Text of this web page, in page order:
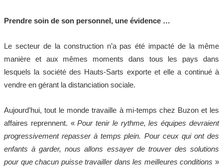
Prendre soin de son personnel, une évidence …
Le secteur de la construction n’a pas été impacté de la même
manière et aux mêmes moments dans tous les pays dans
lesquels la société des Hauts-Sarts exporte et elle a continué à
vendre en gérant la distanciation sociale.
Aujourd’hui, tout le monde travaille à mi-temps chez Buzon et les
affaires reprennent. «Pour tenir le rythme, les équipes devraient
progressivement repasser à temps plein. Pour ceux qui ont des
enfants à garder, nous allons essayer de trouver des solutions
pour que chacun puisse travailler dans les meilleures conditions »